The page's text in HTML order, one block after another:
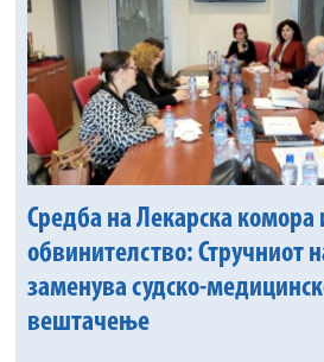
Средба на Лекарска комора
обвинителство: Стручниот
заменува судско-
вештачење